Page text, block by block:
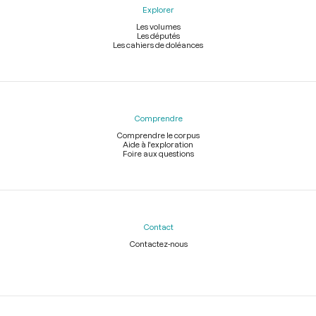
Explorer
Les volumes
Les députés
Les cahiers de doléances
Comprendre
Comprendre le corpus
Aide à l'exploration
Foire aux questions
Contact
Contactez-nous
Légal